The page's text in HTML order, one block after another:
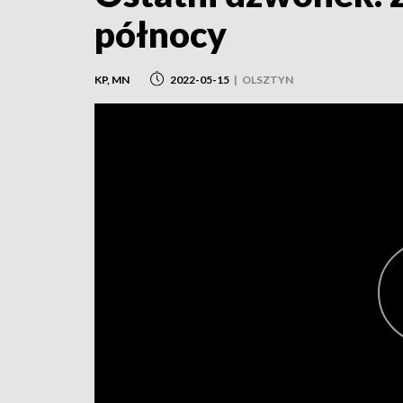
północy
KP, MN 2022-05-15 | OLSZTYN